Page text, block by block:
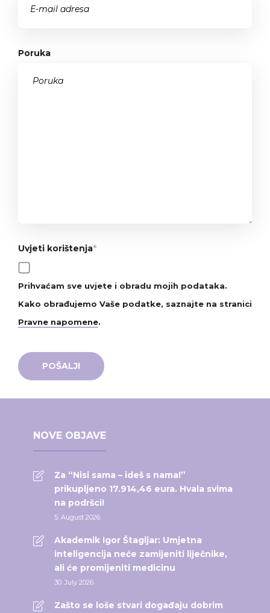
Poruka
Uvjeti korištenja*
Prihvaćam sve uvjete i obradu mojih podataka.
Kako obrađujemo Vaše podatke, saznajte na stranici
Pravne napomene.
NOVE OBJAVE
Za “Nisi sama – ideš s nama!”
prikupljeno 17.914,46 eura. Hvala svima
na podršci!
5. August 2026.
Akademik Igor Štagljar: Umjetna
inteligencija neće zamijeniti liječnike,
ali će promijeniti medicinu
30. July 2026.
Zašto se loše stvari događaju dobrim